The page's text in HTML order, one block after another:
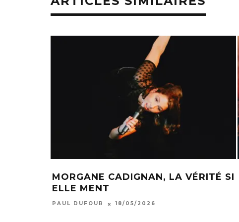
MORGANE CADIGNAN, LA VÉRITÉ SI
ELLE MENT
PAUL DUFOUR 18/05/2026